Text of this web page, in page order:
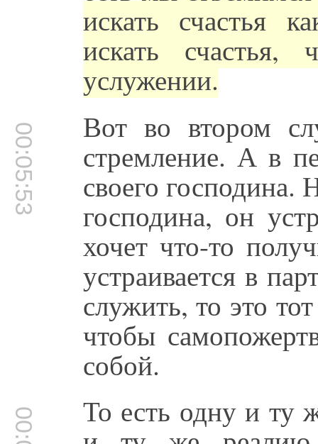
искать счастья
искать
услужении.
00:05:53 Вот во втором
стремление. А в
своего
господина, он
хочет что-то
устраивается в
служить, то это
чтобы
собой.
То есть одну и ту